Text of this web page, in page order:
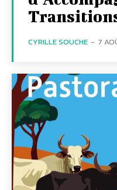
CYRILLE SOUCHE - 7